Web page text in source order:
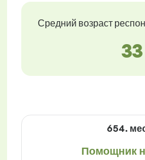
Средний возраст
33
654.
Помощник